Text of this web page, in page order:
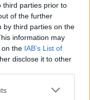
third parties prior to
of the further
by third parties on the
information may
on the IAB’s List of
disclose it to other
bien pour
à la
plus
quand